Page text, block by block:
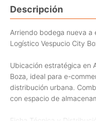
Descripción
Arriendo bodega nueva a
Logístico Vespucio City
Ubicación estratégica en
Boza, ideal para e-
distribución urbana.
con espacio de